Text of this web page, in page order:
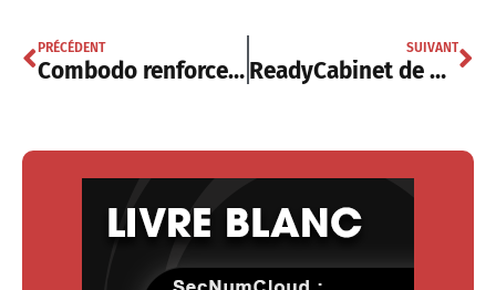
PRÉCÉDENT
Combodo renforce la protection des données dans sa solution ITSM
SUIVANT
ReadyCabinet de nLighten facilite le déploiement multisite des infrastructures IT